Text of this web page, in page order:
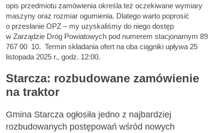
opis przedmiotu zamówienia określa też oczekiwane wymiary
maszyny oraz rozmiar ogumienia. Dlatego warto poprosić
o przesłanie OPZ – my uzyskaliśmy do niego dostęp
w Zarządzie Dróg Powiatowych pod numerem stacjonarnym 89
767 00 10. Termin składania ofert na oba ciągniki upływa 25
listopada 2025 r., godz. 12:00.
Starcza: rozbudowane zamówienie
na traktor
Gmina Starcza ogłosiła jedno z najbardziej
rozbudowanych postępowań wśród nowych